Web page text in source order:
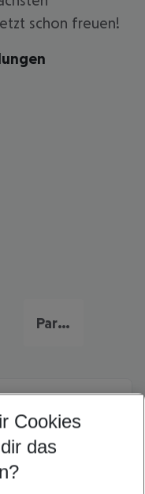
schon freuen!
Paris Reise
Cookies
das